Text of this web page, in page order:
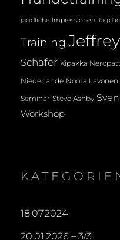
jagdliche Impressionen
Training Jeffrey
Schäfer Kipakka
Niederlande Noora Lavonen
Seminar Steve Ashby
Workshop
18.07.2024
20.01.2026 – 3/3